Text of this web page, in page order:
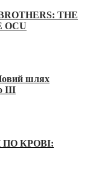
THE
OCU
шлях
III
КРОВІ: